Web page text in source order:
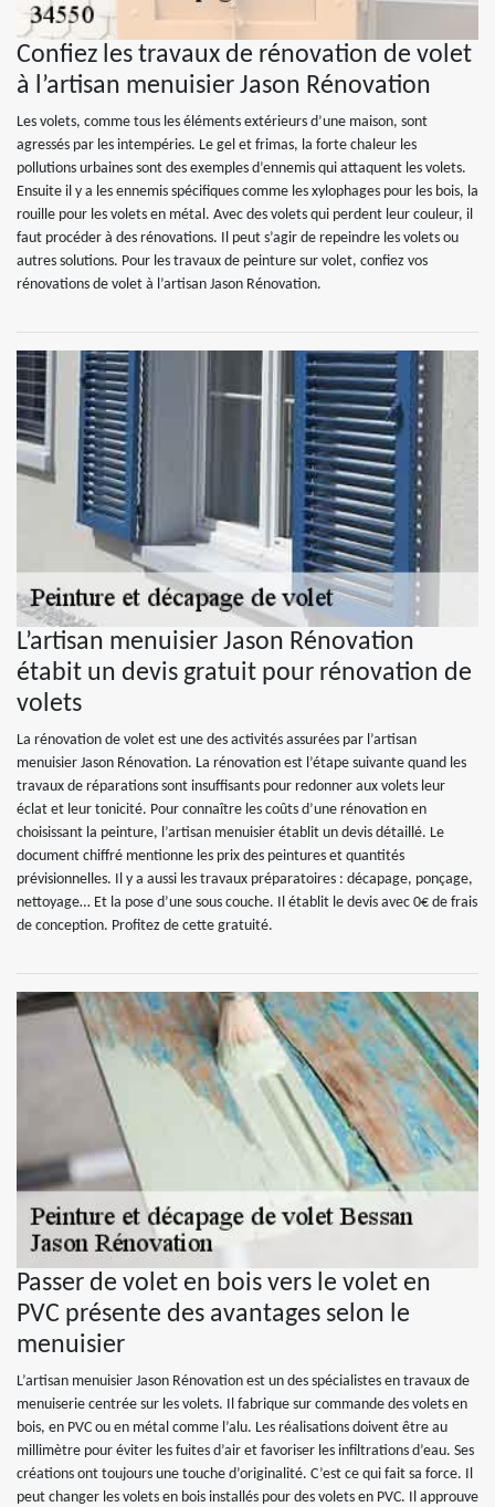
Confiez les travaux de rénovation de volet
à l’artisan menuisier Jason Rénovation
Les volets, comme tous les éléments extérieurs d’une maison, sont
agressés par les intempéries. Le gel et frimas, la forte chaleur les
pollutions urbaines sont des exemples d’ennemis qui attaquent les volets.
Ensuite il y a les ennemis spécifiques comme les xylophages pour les bois, la
rouille pour les volets en métal. Avec des volets qui perdent leur couleur, il
faut procéder à des rénovations. Il peut s’agir de repeindre les volets ou
autres solutions. Pour les travaux de peinture sur volet, confiez vos
rénovations de volet à l’artisan Jason Rénovation.
L’artisan menuisier Jason Rénovation
étabit un devis gratuit pour rénovation de
volets
La rénovation de volet est une des activités assurées par l’artisan
menuisier Jason Rénovation. La rénovation est l’étape suivante quand les
travaux de réparations sont insuffisants pour redonner aux volets leur
éclat et leur tonicité. Pour connaître les coûts d’une rénovation en
choisissant la peinture, l’artisan menuisier établit un devis détaillé. Le
document chiffré mentionne les prix des peintures et quantités
prévisionnelles. Il y a aussi les travaux préparatoires : décapage, ponçage,
nettoyage… Et la pose d’une sous couche. Il établit le devis avec 0€ de frais
de conception. Profitez de cette gratuité.
Passer de volet en bois vers le volet en
PVC présente des avantages selon le
menuisier
L’artisan menuisier Jason Rénovation est un des spécialistes en travaux de
menuiserie centrée sur les volets. Il fabrique sur commande des volets en
bois, en PVC ou en métal comme l’alu. Les réalisations doivent être au
millimètre pour éviter les fuites d’air et favoriser les infiltrations d’eau. Ses
créations ont toujours une touche d’originalité. C’est ce qui fait sa force. Il
peut changer les volets en bois installés pour des volets en PVC. Il approuve